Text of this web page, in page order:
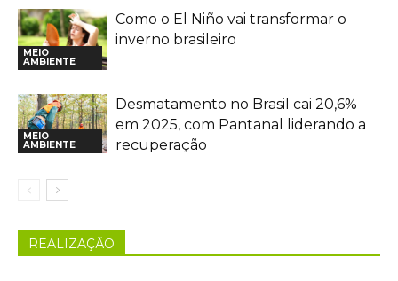
MEIO
AMBIENTE
Como o El Niño vai transformar o
inverno brasileiro
MEIO
AMBIENTE
Desmatamento no Brasil cai 20,6%
em 2025, com Pantanal liderando a
recuperação
REALIZAÇÃO